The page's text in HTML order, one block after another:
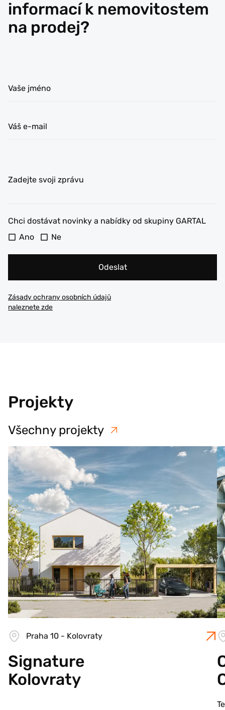
informací k nemovitostem
na prodej?
Vaše jméno
Váš e-mail
Zadejte svoji zprávu
Chci dostávat novinky a nabídky od skupiny GARTAL
Ano
Ne
Odeslat
Zásady ochrany osobních údajů
naleznete zde
Projekty
Všechny projekty
Praha 10 - Kolovraty
Signature
Kolovraty